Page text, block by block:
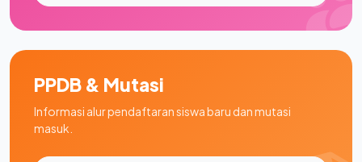
PPDB & Mutasi
Informasi alur pendaftaran siswa baru dan mutasi
masuk.